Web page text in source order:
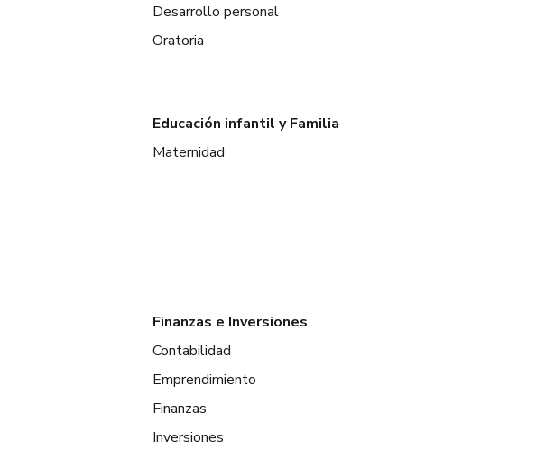
Desarrollo personal
Oratoria
Educación infantil y Familia
Maternidad
Finanzas e Inversiones
Contabilidad
Emprendimiento
Finanzas
Inversiones